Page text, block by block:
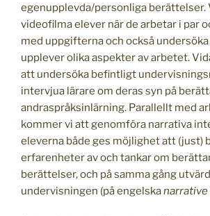
egenupplevda/personliga berättelser.
videofilma elever när de arbetar i par
med uppgifterna och också
upplever olika aspekter av arbetet.
att undersöka befintligt
intervjua lärare om deras syn på
andraspråksinlärning. Parallellt med
kommer vi att genomföra narrativa
eleverna både ges möjlighet att (just)
erfarenheter av och tankar om
berättelser, och på samma gång
undervisningen (på engelskanarrative